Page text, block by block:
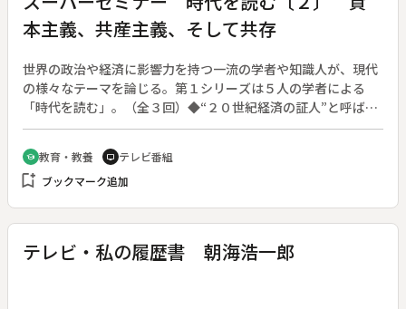
本主義、共産主義、そして共存
世界の政治や経済に影響力を持つ一流の学者や知識人が、現代
の様々なテーマを論じる。第１シリーズは５人の学者による
「時代を読む」。（全３回）◆“２０世紀経済の証人”と呼ば
れ、「豊かな社会」「新しい産業国家」「不確実性の時代」な
ど数多くの問題作を著したハーバード大学教授ジョン・Ｋ・ガ
ルブレイス。社会主義の抱える深刻な問題が明らかになりつつ
ある現在、資本主義国の人々が持っていた社会主義への恐怖は
ら国際経済へと進む流れの末はどこへたどりつくのか。◆副音
声は英語
school 教育・教養 tv テレビ番組
bookmark_add ブックマーク追加
テレビ・私の履歴書 朝海浩一郎